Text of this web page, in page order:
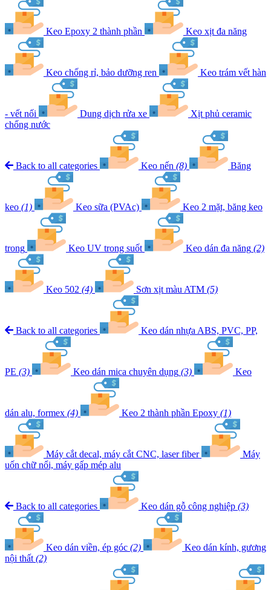
Keo Epoxy 2 thành phần Keo xịt đa năng
Keo chống rỉ, bảo dưỡng ren Keo trám vết hàn
- vết nối Dung dịch rửa xe
Xịt phủ ceramic
chống nước
Back to all categories Keo nến (8) Băng
keo (1) Keo sữa (PVAc) Keo 2 mặt, băng keo
trong Keo UV trong suốt Keo dán đa năng (2)
Keo 502 (4) Sơn xịt màu ATM (5)
Back to all categories Keo dán nhựa ABS, PVC, PP,
PE (3) Keo dán mica chuyên dụng (3) Keo
dán alu, formex (4) Keo 2 thành phần Epoxy (1)
Máy cắt decal, máy cắt CNC, laser fiber
Máy
uốn chữ nổi, máy gấp mép alu
Back to all categories Keo dán gỗ công nghiệp (3)
Keo dán viền, ép góc (2)
Keo dán kính, gương
nội thất (2)